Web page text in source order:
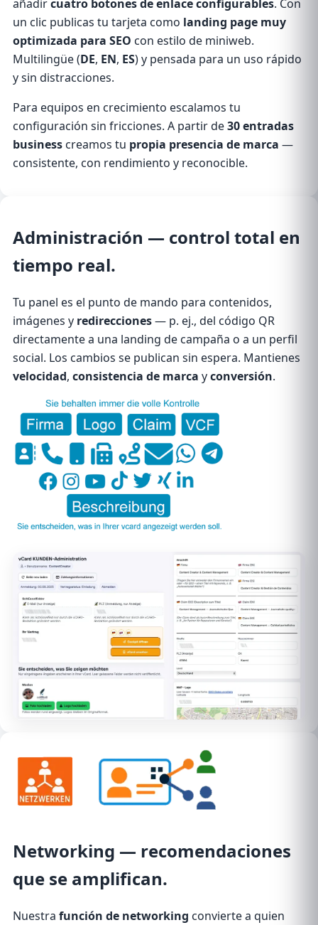
añadircuatro botones de enlace configurables. Con
un clic publicas tu tarjeta como landing page muy
optimizada para SEO con estilo de miniweb.
Multilingüe (DE, EN, ES) y pensada para un uso rápido
y sin distracciones.
Para equipos en crecimiento escalamos tu
configuración sin fricciones. A partir de30 entradas
business creamos tu propia presencia de marca —
consistente, con rendimiento y reconocible.
Administración — control total en
tiempo real.
Tu panel es el punto de mando para contenidos,
imágenes y redirecciones— p. ej., del código QR
directamente a una landing de campaña o a un perfil
social. Los cambios se publican sin espera. Mantienes
velocidad, consistencia de marca yconversión.
Networking — recomendaciones
que se amplifican.
Nuestra función de networking convierte a quien